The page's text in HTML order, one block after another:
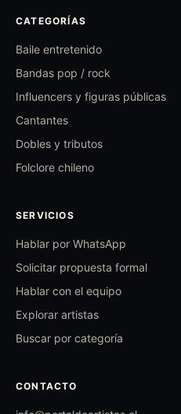
CATEGORÍAS
Baile entretenido
Bandas pop / rock
Influencers y figuras públicas
Cantantes
Dobles y tributos
Folclore chileno
SERVICIOS
Hablar por WhatsApp
Solicitar propuesta formal
Hablar con el equipo
Explorar artistas
Buscar por categoría
CONTACTO